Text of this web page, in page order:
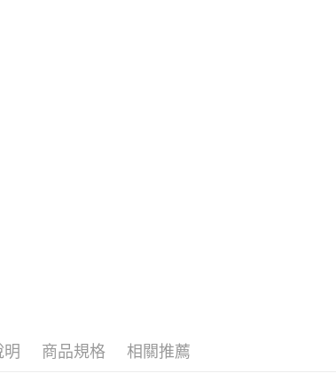
明 商品規格 相關推薦